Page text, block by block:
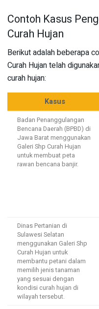
Contoh Kasus
Curah Hujan
Berikut adalah beberapa
Curah Hujan telah
curah hujan:
Kasus
Badan Penanggulangan
Bencana Daerah (BPBD) di
Jawa Barat menggunakan
Galeri Shp Curah Hujan
untuk membuat peta
rawan bencana banjir.
Dinas Pertanian di
Sulawesi Selatan
menggunakan Galeri Shp
Curah Hujan untuk
membantu petani dalam
memilih jenis tanaman
yang sesuai dengan
kondisi curah hujan di
wilayah tersebut.